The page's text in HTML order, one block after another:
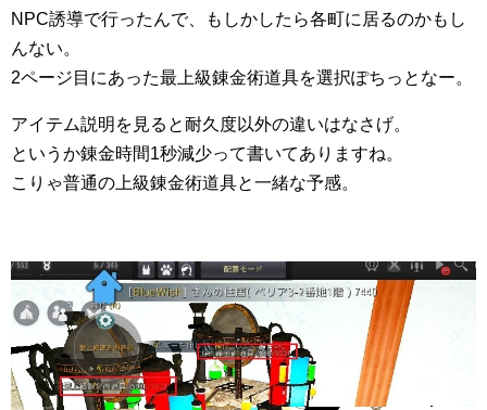
NPC誘導で行ったんで、もしかしたら各町に居るのかもし
んない。
2ページ目にあった最上級錬金術道具を選択ぽちっとなー。
アイテム説明を見ると耐久度以外の違いはなさげ。
というか錬金時間1秒減少って書いてありますね。
こりゃ普通の上級錬金術道具と一緒な予感。